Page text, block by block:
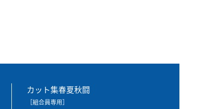
カット集春夏秋闘
［組合員専用］